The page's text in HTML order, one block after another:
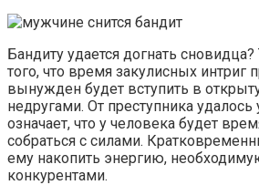
Бандиту удается догнать
того, что время закулисных
вынужден будет вступить в
недругами. От преступника
означает, что у человека будет
собраться с силами.
ему накопить энергию,
конкурентами.